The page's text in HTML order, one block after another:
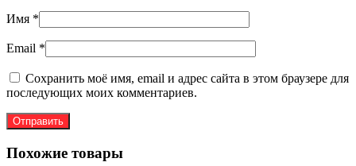
Имя *
Email *
Сохранить моё имя, email и адрес сайта в этом браузере для
последующих моих комментариев.
Похожие товары